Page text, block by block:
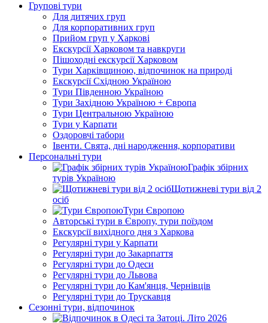
Групові тури
Для дитячих груп
Для корпоративних груп
Прийом груп у Харкові
Екскурсії Харковом та навкруги
Пішоходні екскурсії Харковом
Тури Харківщиною, відпочинок на природі
Екскурсії Східною Україною
Тури Південною Україною
Тури Західною Україною + Європа
Тури Центральною Україною
Тури у Карпати
Оздоровчі табори
Івенти. Свята, дні народження, корпоративи
Персональні тури
Графік збірних
турів Україною
Щотижневі тури від 2
осіб
Тури Європою
Авторські тури в Європу, тури поїздом
Екскурсії вихідного дня з Харкова
Регулярні тури у Карпати
Регулярні тури до Закарпаття
Регулярні тури до Одеси
Регулярні тури до Львова
Регулярні тури до Кам'янця, Чернівців
Регулярні тури до Трускавця
Сезонні тури, відпочинок